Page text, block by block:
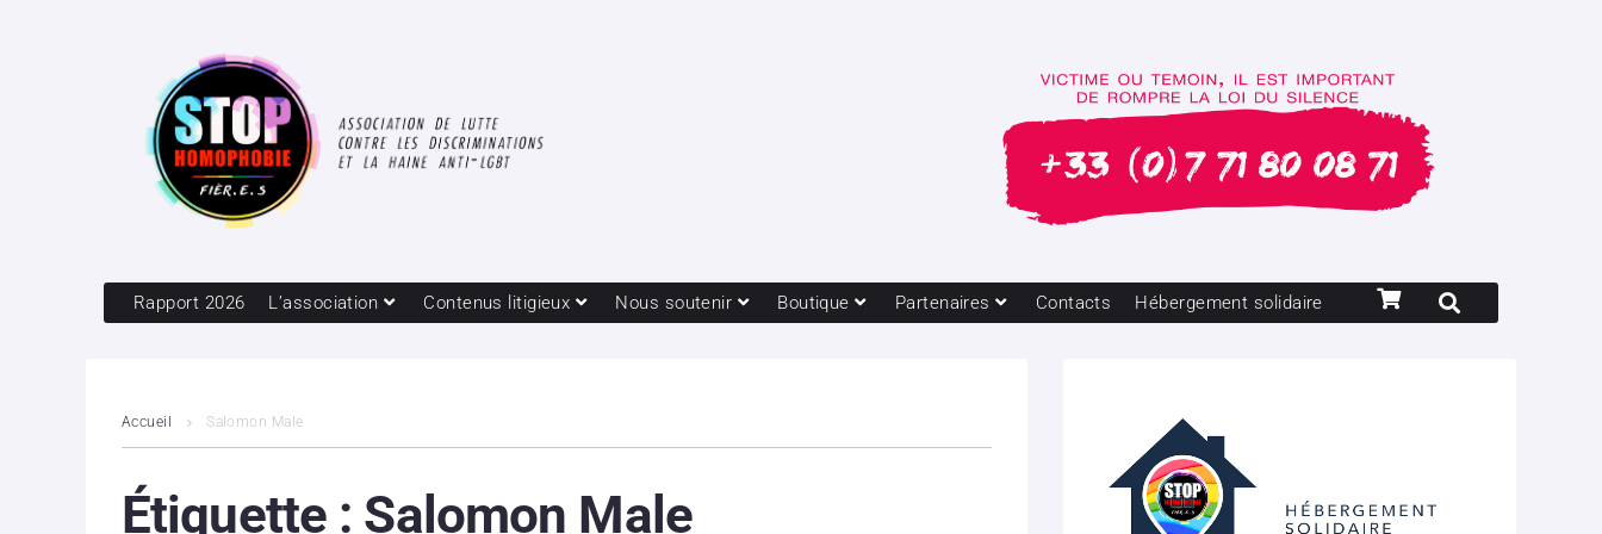
Rapport 2026 L’association Contenus litigieux Nous soutenir Boutique Partenaires Contacts Hébergement solidaire
Accueil Salomon Male
Étiquette : Salomon Male